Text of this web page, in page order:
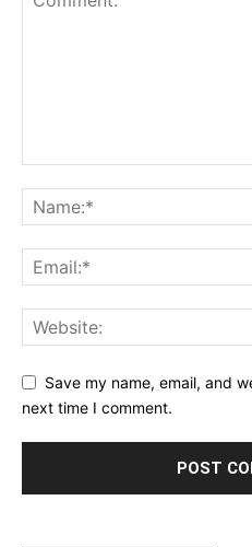
Save my name, email, and
next time I comment.